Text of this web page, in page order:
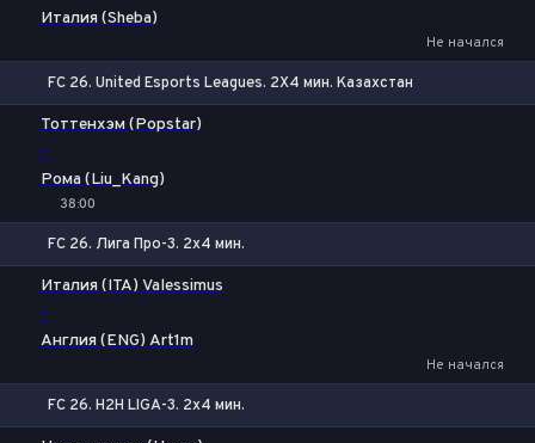
Италия (Sheba)
Не начался
FC 26. United Esports Leagues. 2X4 мин. Казахстан
Тоттенхэм (Popstar)
-
Рома (Liu_Kang)
38:00
FC 26. Лига Про-3. 2x4 мин.
Италия (ITA) Valessimus
-
Англия (ENG) Art1m
Не начался
FC 26. H2H LIGA-3. 2x4 мин.